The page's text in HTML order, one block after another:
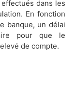
dans les
En fonction
banque, un délai
pour que le
de compte.